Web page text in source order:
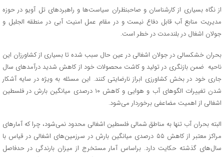
از نگاه بسیاری از کارشناسان و صاحبنظران سیاست‌ها و راهبردهای تل آویو در حوزه
مدیریت منابع آب قابل دفاع نیست و در مقام عمل امنیت آبی در منطقه الجلیل و
جولان اشغال در بلندمدت در خطر است.
بحران خشکسالی در جولان اشغالی در عین حال سبب شده تا بسیاری از کشاورزان این
ناحیه ضمن بازنگری در تولید و کاشت محصولات خود از کاهش شدید درآمدهای سال
جاری خود در بخش کشاورزی ابراز نارضایتی کنند. این مسئله به ویژه در سایه آشکار
شدن تغییرات الگوهای آب و هوایی و کاهش ۱۰ درصدی میانگین بارش در فلسطین
اشغالی از اهمیت مضاعفی برخوردار می‌شود.
البته بحران آب تنها به مناطق شمالی فلسطین اشغالی محدود نمی‌شود، چرا که آمارهای
مراکز معتبر از کاهش ۵۵ درصدی میانگین بارش در سرزمین‌های اشغالی در قیاس با
سال‌های گذشته حکایت دارد. براساس آمار مستخرج از میزان بارندگی در حدفاصل